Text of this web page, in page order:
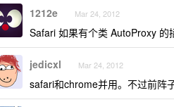
1212e Mar 24, 2012
Safari 如果有个类 AutoProxy
jedicxl Mar 24, 2012
safari和chrome并用。不过前阵